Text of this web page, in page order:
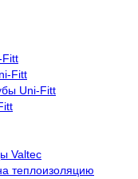
Fitt
Fitt
Uni-Fitt
Valtec
теплоизоляцию